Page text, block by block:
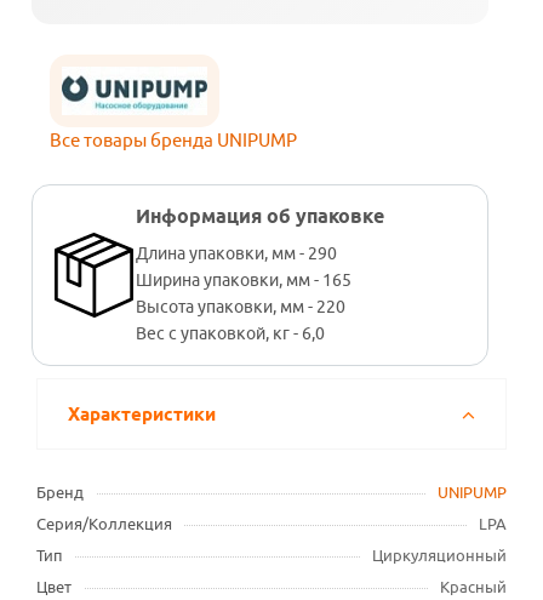
Все товары бренда UNIPUMP
Информация об упаковке
Длина упаковки, мм - 290
Ширина упаковки, мм - 165
Высота упаковки, мм - 220
Вес с упаковкой, кг - 6,0
Характеристики
Бренд
UNIPUMP
Серия/Коллекция
LPA
Тип
Циркуляционный
Цвет
Красный